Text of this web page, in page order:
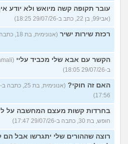
עובר תקופה קשה מיואש ולא יודע
(אבי99, בן 22, כתב ב-29/07/26 18:25)
רכזת שירות ישיר (אנונימית, בת 18, כתבה ב-29/07/26 18:16)
הקשר עם אבא שלי מכביד עליי
ב-29/07/26 18:05)
האם זה חוקי?
17:56)
בחרדות קשות מעצם המחשבה על
חופש, בת 30, כתבה ב-29/07/26 17:47)
רוצה שההורים שלי יתגרשו אבל